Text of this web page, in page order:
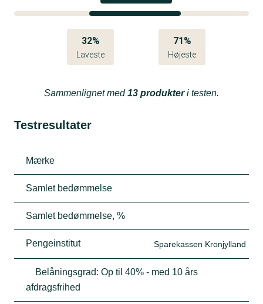
32%
Laveste
71%
Højeste
Sammenlignet med13 produkteri testen.
Testresultater
Mærke
Samlet bedømmelse
Samlet bedømmelse, %
Pengeinstitut Sparekassen Kronjylland
Belåningsgrad: Op til 40% - med 10 års
afdragsfrihed